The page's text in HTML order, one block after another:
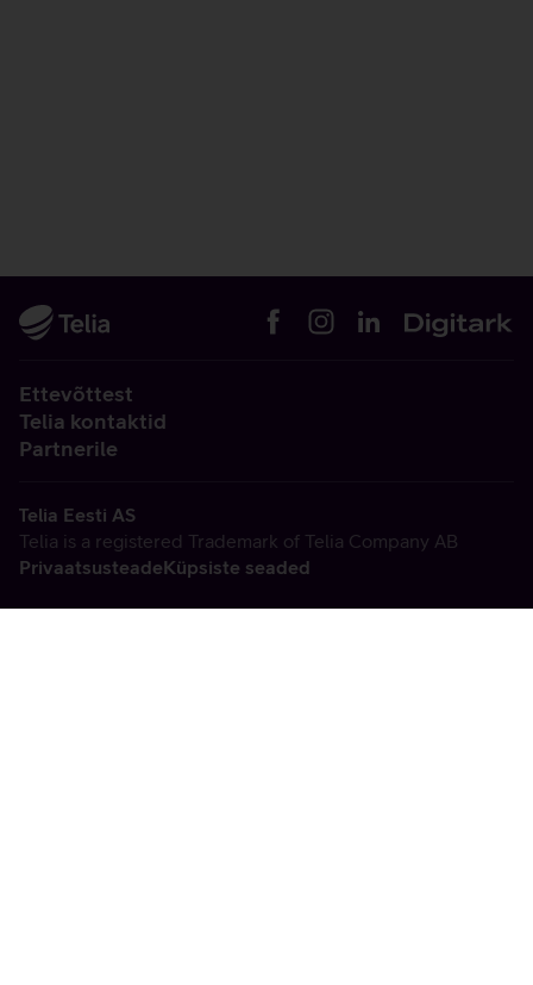
Ettevõttest
Telia kontaktid
Partnerile
Telia Eesti AS
Telia is a registered Trademark of Telia Company AB
PrivaatsusteadeKüpsiste seaded